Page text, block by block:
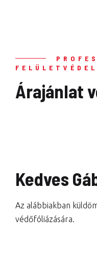
Árajánlat
Kedves
Az alábbiakban
védőfóliázására.